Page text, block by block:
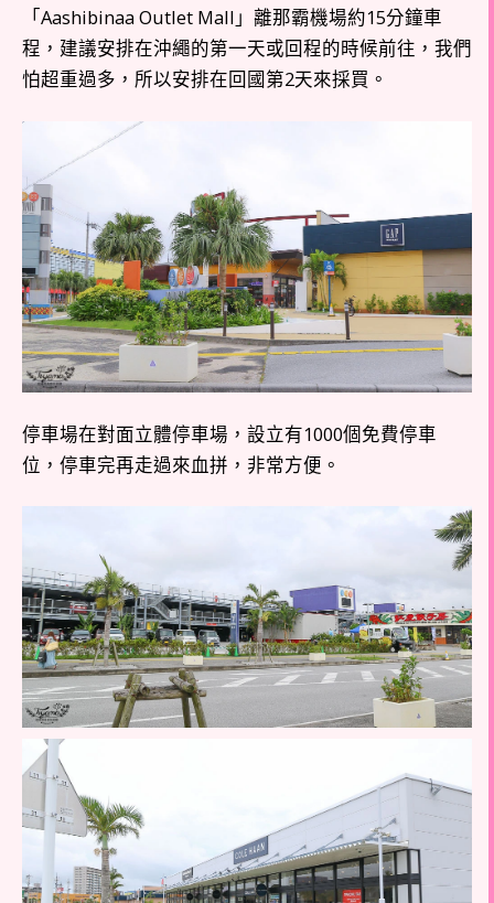
「Aashibinaa Outlet Mall」離那霸機場約15分鐘車
程，建議安排在沖繩的第一天或回程的時候前往，我們
怕超重過多，所以安排在回國第2天來採買。
停車場在對面立體停車場，設立有1000個免費停車
位，停車完再走過來血拼，非常方便。